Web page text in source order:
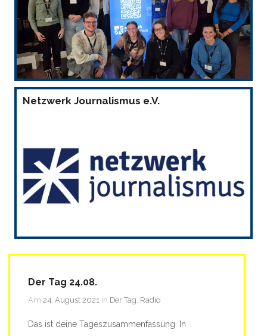
Netzwerk Journalismus e.V.
Der Tag 24.08.
Am 24. August 2021 in Der Tag Radio
Das ist deine Tageszusammenfassung. In